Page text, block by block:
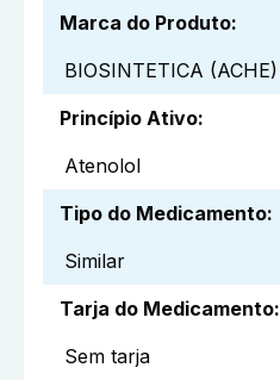
Marca do Produto:
BIOSINTETICA (ACHE)
Princípio Ativo:
Atenolol
Tipo do Medicamento:
Similar
Tarja do Medicamento:
Sem tarja